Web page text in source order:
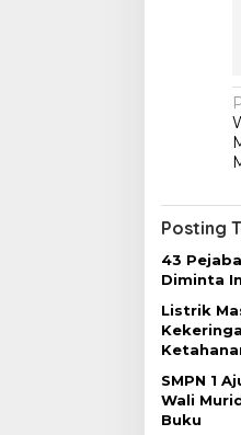
i
i
Posting
43
Diminta
Listrik
SMPN 1
Wali
Buku